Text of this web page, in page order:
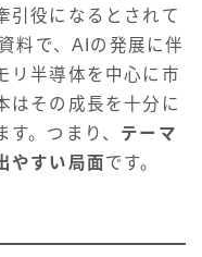
引役になるとされて
料で、AIの発展に伴
リ半導体を中心に市
はその成長を十分に
。つまり、 テーマ
やすい局面です。